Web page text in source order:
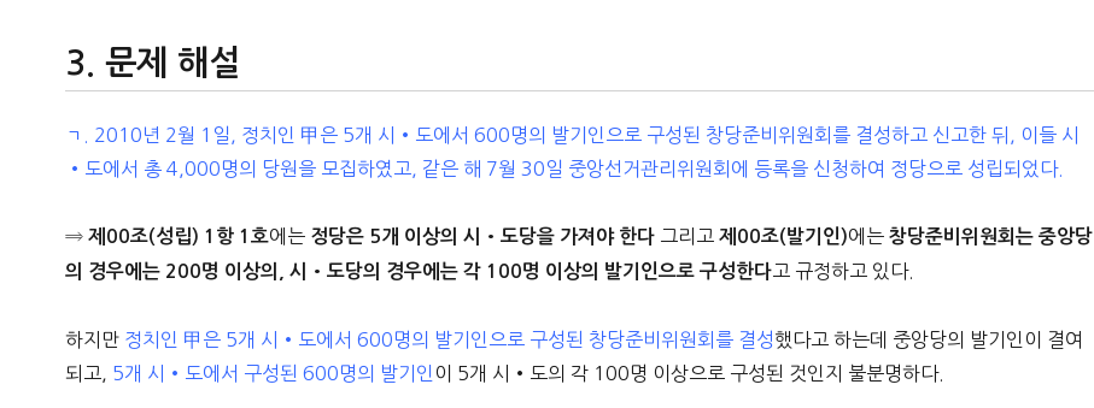
문제 해설
ㄱ. 2010년 2월 1일, 정치인 甲은 5개 시•도에서 600명의 발기인으로 구성된 창당준비위원회를 결성하고 신고한 뒤, 이들 시
•도에서 총 4,000명의 당원을 모집하였고, 같은 해 7월 30일 중앙선거관리위원회에 등록을 신청하여 정당으로 성립되었다.
⇒제00조(성립) 1항 1호에는 정당은 5개 이상의 시•도당을 가져야 한다 그리고제00조(발기인)에는창당준비위원회는 중앙당
의 경우에는 200명 이상의, 시•도당의 경우에는 각 100명 이상의 발기인으로 구성한다 고 규정하고 있다.
하지만 정치인 甲은 5개 시•도에서 600명의 발기인으로 구성된 창당준비위원회를 결성했다고 하는데 중앙당의 발기인이 결여
되고, 5개 시•도에서 구성된 600명의 발기인 이 5개 시•도의 각 100명 이상으로 구성된 것인지 불분명하다.